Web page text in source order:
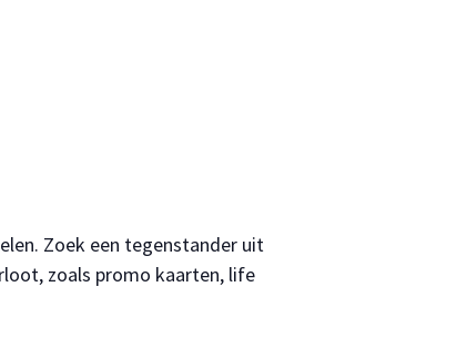
Zoek een tegenstander uit
zoals promo kaarten, life